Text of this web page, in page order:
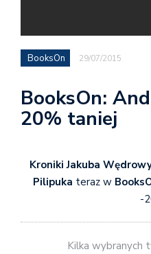
BooksOn 29/07/2015
BooksOn:
20% taniej
Kroniki Jakuba
Pilipuka teraz w
-
Kilka wybranych